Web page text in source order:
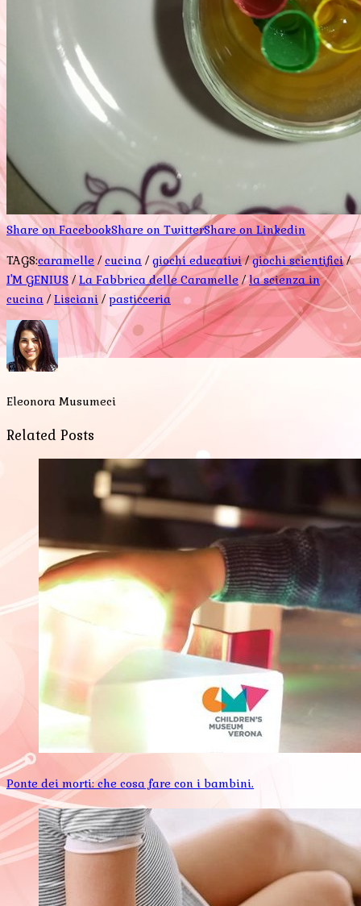
Share on FacebookShare on TwitterShare on Linkedin
TAGS:caramelle / cucina / giochi educativi/giochi scientifici/
I'M GENIUS /La Fabbrica delle Caramelle /la scienza in
cucina /Lisciani / pasticceria
Eleonora Musumeci
Related Posts
Ponte dei morti: che cosa fare con i bambini.